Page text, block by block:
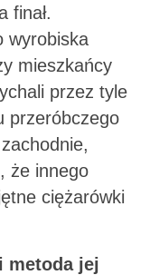
finał.
wyrobiska
mieszkańcy
przez tyle
przeróbczego
że innego
ciężarówki
metoda jej